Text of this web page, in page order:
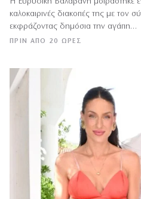
ΠΡΙΝ ΑΠΌ 20 ΏΡΕΣ
καλοκαιρινές διακοπές της με τον
εκφράζοντας δημόσια την αγάπη…